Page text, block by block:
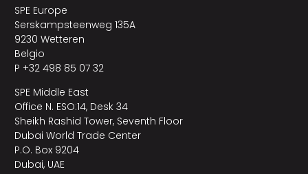
SPE Europe
Serskampsteenweg 135A
9230 Wetteren
Belgio
P +32 498 85 07 32
SPE Middle East
Office N. ESO:14, Desk 34
Sheikh Rashid Tower, Seventh Floor
Dubai World Trade Center
P.O. Box 9204
Dubai, UAE